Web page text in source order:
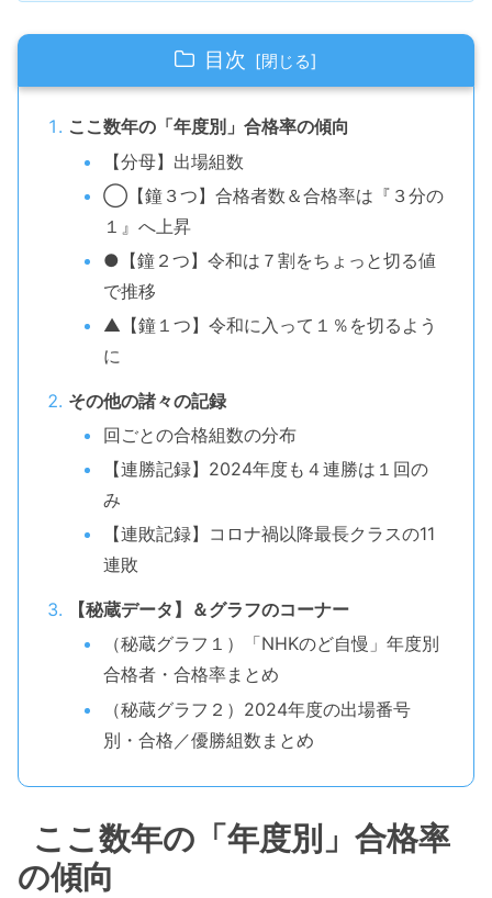
目次
ここ数年の「年度別」合格率の傾向
【分母】出場組数
◯【鐘３つ】合格者数＆合格率は『３分の
１』へ上昇
●【鐘２つ】令和は７割をちょっと切る値
で推移
▲【鐘１つ】令和に入って１％を切るよう
に
その他の諸々の記録
回ごとの合格組数の分布
【連勝記録】2024年度も４連勝は１回の
み
【連敗記録】コロナ禍以降最長クラスの11
連敗
【秘蔵データ】＆グラフのコーナー
（秘蔵グラフ１）「NHKのど自慢」年度別
合格者・合格率まとめ
（秘蔵グラフ２）2024年度の出場番号
別・合格／優勝組数まとめ
ここ数年の「年度別」合格率
の傾向